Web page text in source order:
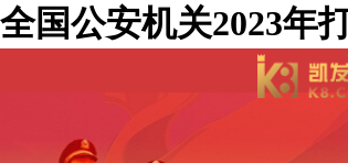
全国公安机关2023年